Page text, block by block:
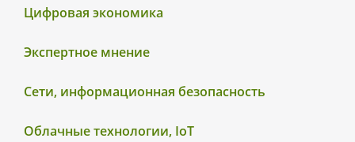
Цифровая экономика
Экспертное мнение
Сети, информационная безопасность
Облачные технологии, IoT